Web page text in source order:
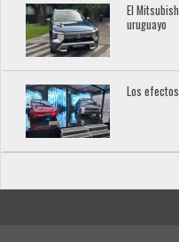
El
uruguayo
Los